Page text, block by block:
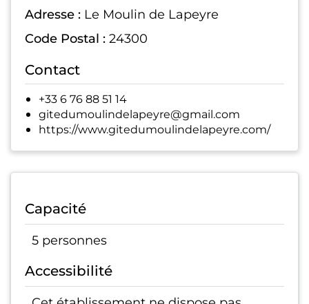
Adresse : Le Moulin de Lapeyre
Code Postal : 24300
Contact
+33 6 76 88 51 14
gitedumoulindelapeyre@gmail.com
https://www.gitedumoulindelapeyre.com/
Capacité
5 personnes
Accessibilité